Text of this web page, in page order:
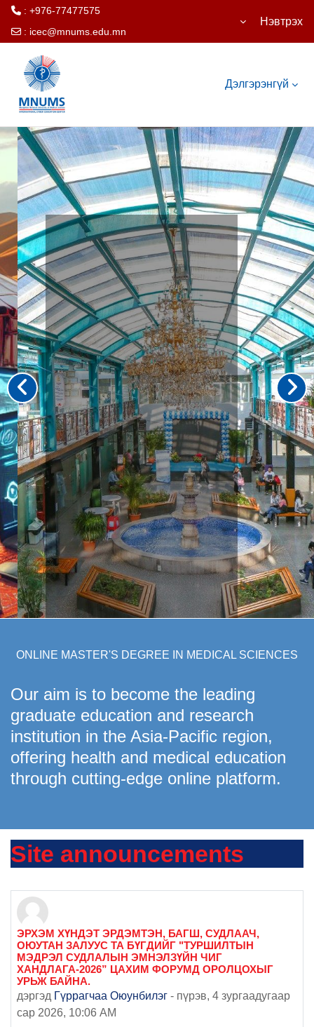
: +976-77477575
: icec@mnums.edu.mn
Нэвтрэх
Дэлгэрэнгүй
ONLINE
MASTER'S
DEGREE
IN
MEDICAL
SCIENCES
ONLINE MASTER'S DEGREE IN MEDICAL SCIENCES
Our aim is to become the leading
graduate education and research
institution in the Asia-Pacific region,
offering health and medical education
through cutting-edge online platform.
Site announcements
ЭРХЭМ ХҮНДЭТ ЭРДЭМТЭН, БАГШ, СУДЛААЧ,
ОЮУТАН ЗАЛУУС ТА БҮГДИЙГ "ТУРШИЛТЫН
МЭДРЭЛ СУДЛАЛЫН ЭМНЭЛЗҮЙН ЧИГ
ХАНДЛАГА-2026” ЦАХИМ ФОРУМД ОРОЛЦОХЫГ
УРЬЖ БАЙНА.
дэргэд Гүррагчаа Оюунбилэг - пүрэв, 4 зургаадугаар
сар 2026, 10:06 AM